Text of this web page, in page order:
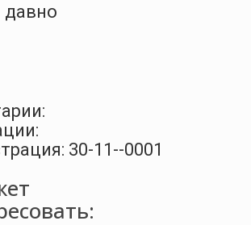
давно
30-11--0001